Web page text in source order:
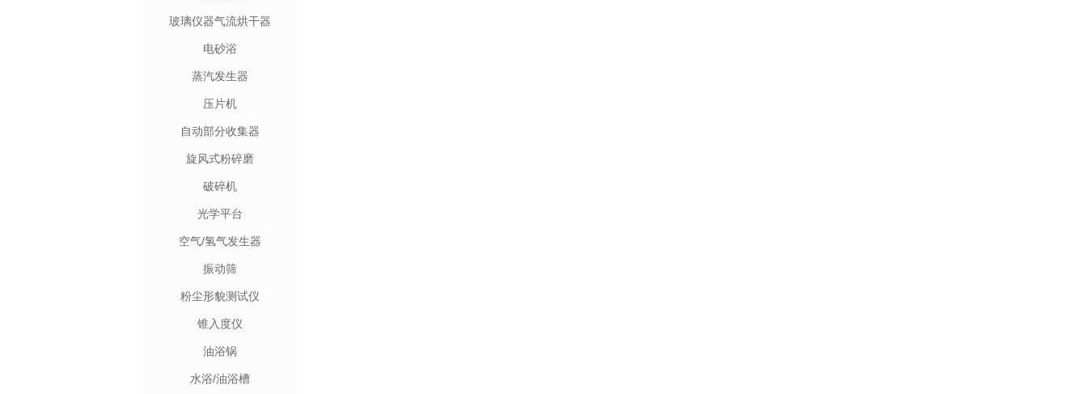
玻璃仪器气流烘干器
电砂浴
蒸汽发生器
压片机
自动部分收集器
旋风式粉碎磨
破碎机
光学平台
空气/氢气发生器
振动筛
粉尘形貌测试仪
锥入度仪
油浴锅
水浴/油浴槽